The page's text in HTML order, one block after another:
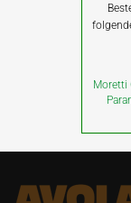
Moretti